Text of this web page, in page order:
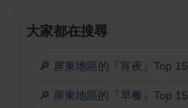
大家都在搜尋
🔎 屏東地區的『宵夜』Top 15
🔎 屏東地區的『早餐』Top 15